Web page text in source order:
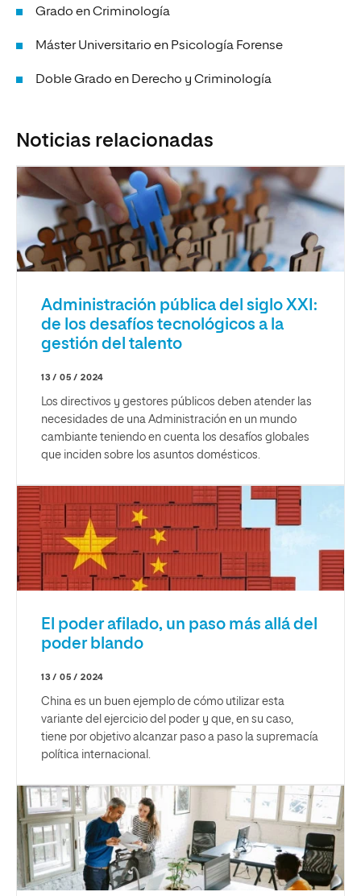
Grado en Criminología
Máster Universitario en Psicología Forense
Doble Grado en Derecho y Criminología
Noticias relacionadas
Administración pública del siglo XXI:
de los desafíos tecnológicos a la
gestión del talento
13 / 05 / 2024
Los directivos y gestores públicos deben atender las
necesidades de una Administración en un mundo
cambiante teniendo en cuenta los desafíos globales
que inciden sobre los asuntos domésticos.
El poder afilado, un paso más allá del
poder blando
13 / 05 / 2024
China es un buen ejemplo de cómo utilizar esta
variante del ejercicio del poder y que, en su caso,
tiene por objetivo alcanzar paso a paso la supremacía
política internacional.